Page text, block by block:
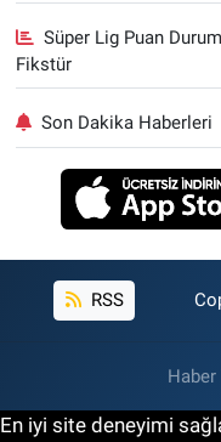
Süper Lig Puan
Fikstür
Son Dakika Haberleri
RSS
Haber
En iyi site deneyimi